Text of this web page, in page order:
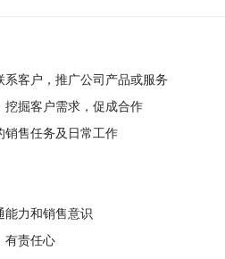
系客户，推广公司产品或服务
挖掘客户需求，促成合作
销售任务及日常工作
能力和销售意识
有责任心